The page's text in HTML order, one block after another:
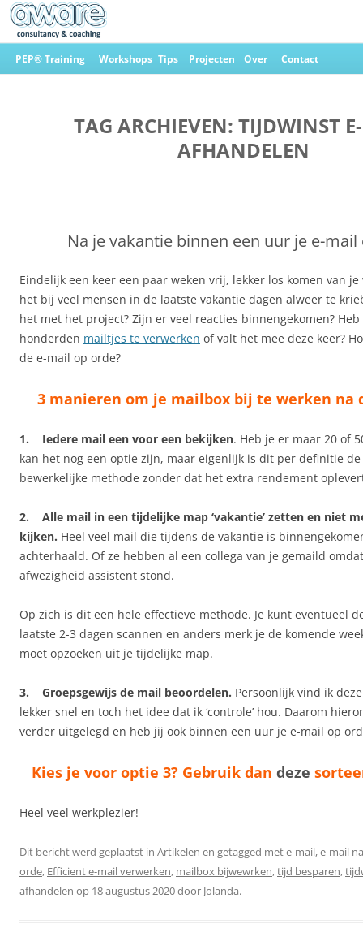
Ga
naar
PEP® Training Workshops Tips Projecten Over Contact
TAG ARCHIEVEN: TIJDWINST
AFHANDELEN
Na je vakantie binnen een uur je e-
Eindelijk een keer een paar weken vrij, lekker los komen van
het bij veel mensen in de laatste vakantie dagen alweer te
het met het project? Zijn er veel reacties binnengekomen?
honderden mailtjes te verwerken of valt het mee deze keer?
de e-mail op orde?
3 manieren om je mailbox bij te werken na
1. Iedere mail een voor een bekijken. Heb je er maar 20 of
kan het nog een optie zijn, maar eigenlijk is dit per definitie de
bewerkelijke methode zonder dat het extra rendement
2. Alle mail in een tijdelijke map ‘vakantie’ zetten en niet
kijken. Heel veel mail die tijdens de vakantie is
achterhaald. Of ze hebben al een collega van je gemaild
afwezigheid assistent stond.
Op zich is dit een hele effectieve methode. Je kunt eventueel
laatste 2-3 dagen scannen en anders merk je de komende
moet opzoeken uit je tijdelijke map.
3. Groepsgewijs de mail beoordelen. Persoonlijk vind ik
lekker snel en toch het idee dat ik ‘controle’ hou. Daarom
verder uitgelegd en heb jij ook binnen een uur je e-mail op
Kies je voor optie 3? Gebruik dan deze
Heel veel werkplezier!
Dit bericht werd geplaatst in Artikelen en getagged mete-mail,e-mail
orde, Efficient e-mail verwerken, mailbox bijwewrken,tijd besparen,
afhandelen op 18 augustus 2020door Jolanda.